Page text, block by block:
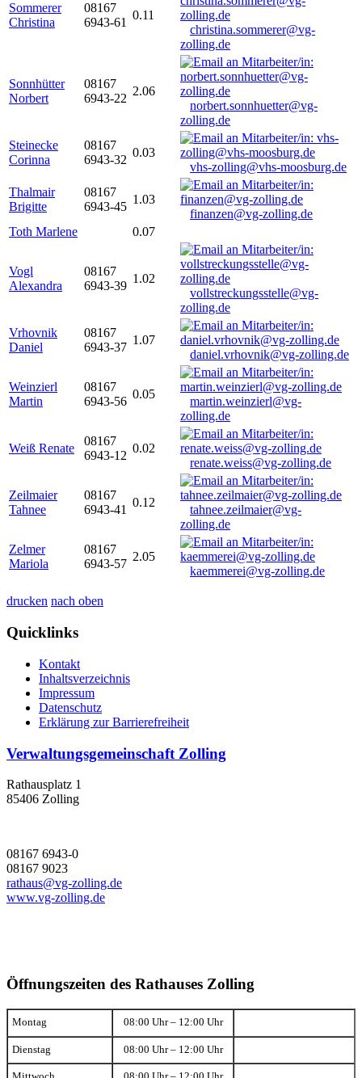
Sommerer
Christina
08167
6943-61
0.11
christina.sommerer@vg-
zolling.de
Sonnhütter
Norbert
08167
6943-22
2.06
norbert.sonnhuetter@vg-
zolling.de
Steinecke
Corinna
08167
6943-32
0.03
vhs-zolling@vhs-moosburg.de
Thalmair
Brigitte
08167
6943-45
1.03
finanzen@vg-zolling.de
Toth Marlene
0.07
Vogl
Alexandra
08167
6943-39
1.02
vollstreckungsstelle@vg-
zolling.de
Vrhovnik
Daniel
08167
6943-37
1.07
daniel.vrhovnik@vg-zolling.de
Weinzierl
Martin
08167
6943-56
0.05
martin.weinzierl@vg-
zolling.de
Weiß Renate
08167
6943-12
0.02
renate.weiss@vg-zolling.de
Zeilmaier
Tahnee
08167
6943-41
0.12
tahnee.zeilmaier@vg-
zolling.de
Zelmer
Mariola
08167
6943-57
2.05
kaemmerei@vg-zolling.de
drucken nach oben
Quicklinks
Kontakt
Inhaltsverzeichnis
Impressum
Datenschutz
Erklärung zur Barrierefreiheit
Verwaltungsgemeinschaft Zolling
Rathausplatz 1
85406 Zolling
08167 6943-0
08167 9023
rathaus@vg-zolling.de
www.vg-zolling.de
Öffnungszeiten des Rathauses Zolling
Montag 08:00 Uhr – 12:00 Uhr
Dienstag 08:00 Uhr – 12:00 Uhr